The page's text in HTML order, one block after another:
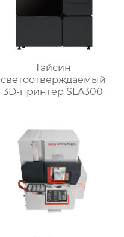
Тайсин
светоотверждаемый
3D-принтер SLA300